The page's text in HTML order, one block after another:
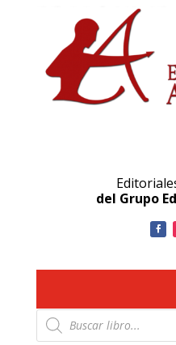
del Grupo
Búsqueda
de
productos